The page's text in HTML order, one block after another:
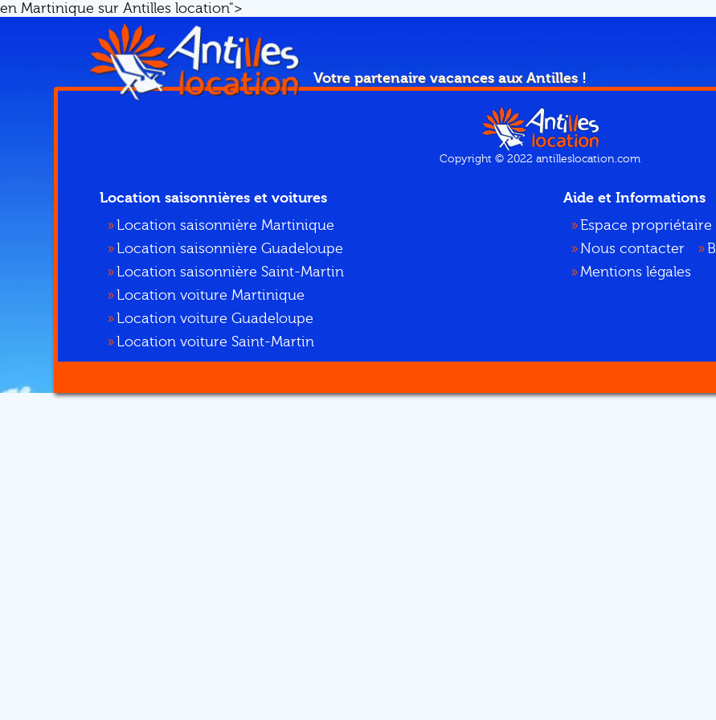
en Martinique sur Antilles location">
Votre partenaire vacances aux Antilles !
Copyright © 2022 antilleslocation.com
Location saisonnières et voitures
Location saisonnière Martinique
Location saisonnière Guadeloupe
Location saisonnière Saint-Martin
Location voiture Martinique
Location voiture Guadeloupe
Location voiture Saint-Martin
Aide et Informations
Espace propriétaire
Nous contacter
Mentions légales